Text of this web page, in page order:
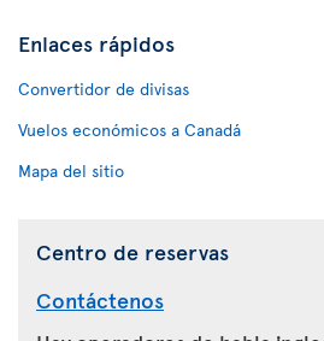
Enlaces rápidos
Convertidor de divisas
Vuelos económicos a Canadá
Mapa del sitio
Centro de reservas
Contáctenos